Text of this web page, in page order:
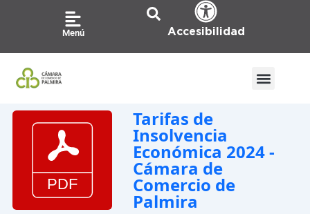
Menú Accesibilidad
Tarifas de
Insolvencia
Económica 2024 -
Cámara de
Comercio de
Palmira